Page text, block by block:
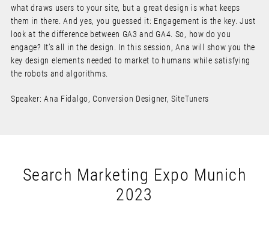
what draws users to your site, but a great design is what keeps
them in there. And yes, you guessed it: Engagement is the key. Just
look at the difference between GA3 and GA4. So, how do you
engage? It’s all in the design. In this session, Ana will show you the
key design elements needed to market to humans while satisfying
the robots and algorithms.
Speaker: Ana Fidalgo, Conversion Designer, SiteTuners
Search Marketing Expo Munich
2023